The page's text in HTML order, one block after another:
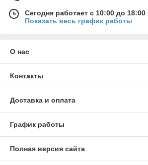
Сегодня работает с 10:00 до 18:00
Показать весь график работы
О нас
Контакты
Доставка и оплата
График работы
Полная версия сайта